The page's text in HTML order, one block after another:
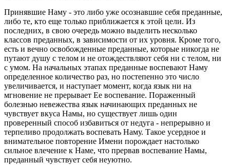
Принявшие Наму - это либо уже осознавшие себя преданные,
либо те, кто еще только приближается к этой цели. Из
последних, в свою очередь можно выделить несколько
классов преданных, в зависимости от их уровня. Кроме того,
есть и вечно освобожденные преданные, которые никогда не
путают душу с телом и не отождествляют себя ни с телом, ни
с умом. На начальных этапах преданные воспевают Наму
определенное количество раз, но постепенно это число
увеличивается, и наступает момент, когда язык ни на
мгновение не прерывает Ее воспевание. Пораженный
болезнью невежества язык начинающих преданных не
чувствует вкуса Намы, но существует лишь один
проверенный способ избавиться от недуга - непрерывно и
терпеливо продолжать воспевать Наму. Такое усердное и
внимательное повторение Имени порождает настолько
сильное влечение к Наме, что прервав воспевание Намы,
преданный чувствует себя неуютно.